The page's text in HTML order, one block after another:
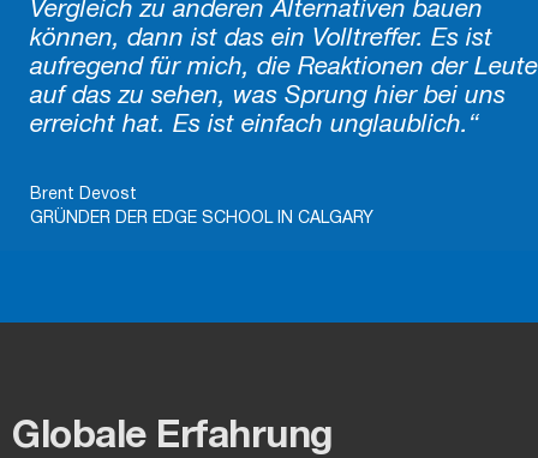
Vergleich zu anderen Alternativen bauen
können, dann ist das ein Volltreffer. Es ist
aufregend für mich, die Reaktionen der Leute
auf das zu sehen, was Sprung hier bei uns
erreicht hat. Es ist einfach unglaublich.“
Brent Devost
GRÜNDER DER EDGE SCHOOL IN CALGARY
Globale Erfahrung